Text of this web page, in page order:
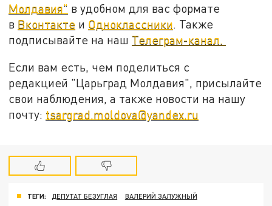
Молдавия" в удобном для вас формате
в Вконтакте и Одноклассники . Также
подписывайте на наш Телеграм-канал.
Если вам есть, чем поделиться с
редакцией "Царьград Молдавия", присылайте
свои наблюдения, а также новости на нашу
почту: tsargrad.moldova@yandex.ru
ТЕГИ: ДЕПУТАТ БЕЗУГЛАЯ ВАЛЕРИЙ ЗАЛУЖНЫЙ